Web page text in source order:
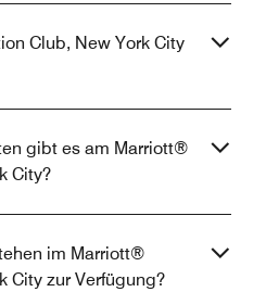
Club, New York City
gibt es am Marriott®
City?
im Marriott®
City zur Verfügung?